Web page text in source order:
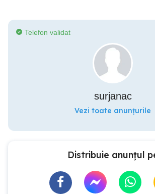
Telefon validat
surjanac
Vezi toate anunțurile
Distribuie anunțul